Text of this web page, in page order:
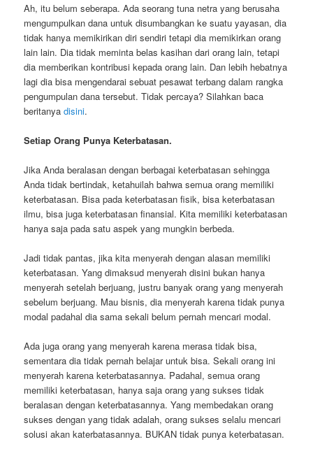
Ah, itu belum seberapa. Ada seorang tuna netra yang berusaha
mengumpulkan dana untuk disumbangkan ke suatu yayasan, dia
tidak hanya memikirikan diri sendiri tetapi dia memikirkan orang
lain lain. Dia tidak meminta belas kasihan dari orang lain, tetapi
dia memberikan kontribusi kepada orang lain. Dan lebih hebatnya
lagi dia bisa mengendarai sebuat pesawat terbang dalam rangka
pengumpulan dana tersebut. Tidak percaya? Silahkan baca
beritanyadisini.
Setiap Orang Punya Keterbatasan.
Jika Anda beralasan dengan berbagai keterbatasan sehingga
Anda tidak bertindak, ketahuilah bahwa semua orang memiliki
keterbatasan. Bisa pada keterbatasan fisik, bisa keterbatasan
ilmu, bisa juga keterbatasan finansial. Kita memiliki keterbatasan
hanya saja pada satu aspek yang mungkin berbeda.
Jadi tidak pantas, jika kita menyerah dengan alasan memiliki
keterbatasan. Yang dimaksud menyerah disini bukan hanya
menyerah setelah berjuang, justru banyak orang yang menyerah
sebelum berjuang. Mau bisnis, dia menyerah karena tidak punya
modal padahal dia sama sekali belum pernah mencari modal.
Ada juga orang yang menyerah karena merasa tidak bisa,
sementara dia tidak pernah belajar untuk bisa. Sekali orang ini
menyerah karena keterbatasannya. Padahal, semua orang
memiliki keterbatasan, hanya saja orang yang sukses tidak
beralasan dengan keterbatasannya. Yang membedakan orang
sukses dengan yang tidak adalah, orang sukses selalu mencari
solusi akan katerbatasannya. BUKAN tidak punya keterbatasan.